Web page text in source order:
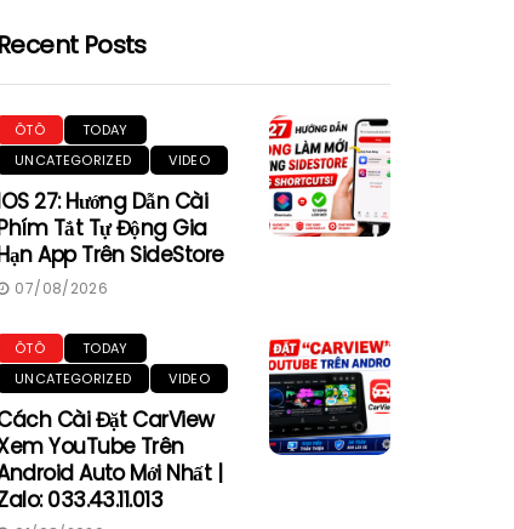
Recent Posts
ÔTÔ
TODAY
UNCATEGORIZED
VIDEO
27: Hướng Dẫn Cài
Tắt Tự Động Gia
App Trên SideStore
07/08/2026
ÔTÔ
TODAY
UNCATEGORIZED
VIDEO
Cài Đặt CarView
YouTube Trên
Auto Mới Nhất |
033.43.11.013